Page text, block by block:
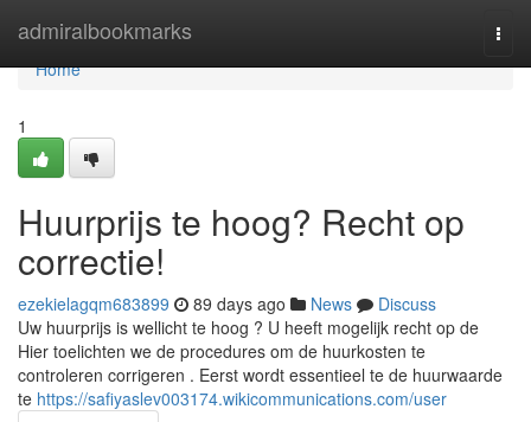
admiralbookmarks
Home
Home
1
Huurprijs te hoog? Recht op
correctie!
ezekielagqm683899 89 days ago News
Discuss
Uw huurprijs is wellicht te hoog ? U heeft mogelijk recht op de
Hier toelichten we de procedures om de huurkosten te
controleren corrigeren . Eerst wordt essentieel te de huurwaarde
te https://safiyaslev003174.wikicommunications.com/user